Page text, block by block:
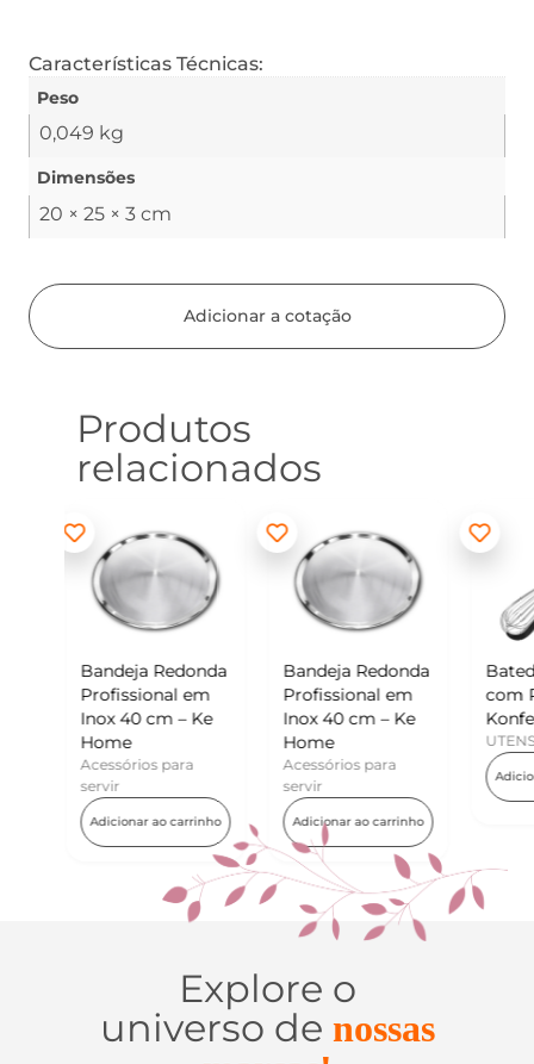
Características Técnicas:
Peso
0,049 kg
Dimensões
20 × 25 × 3 cm
Adicionar a cotação
Produtos
relacionados
Bandeja Redonda
Profissional em
Inox 40 cm – Ke
Home
Acessórios para
servir
Adicionar ao carrinho
Batedor de Ovos
com Raspador –
Konfektt
UTENSÍLIOS
Adicionar ao carrinho
Explore o
universo de nossas